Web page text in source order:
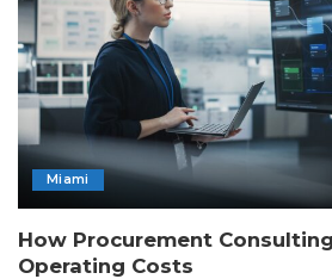
Miami
How Procurement
Operating Costs